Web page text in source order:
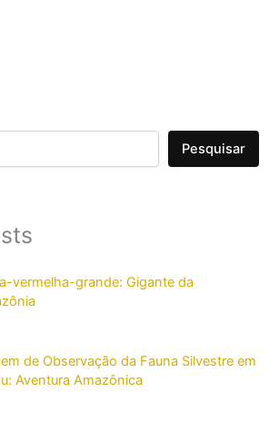
Pesquisar
vermelha-grande: Gigante da
de Observação da Fauna Silvestre em
Aventura Amazônica